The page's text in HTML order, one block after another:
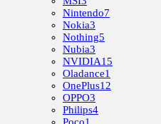
Nintendo7
Nokia3
Nothing5
Nubia3
NVIDIA15
Oladance1
OnePlus12
OPPO3
Philips4
Poco1